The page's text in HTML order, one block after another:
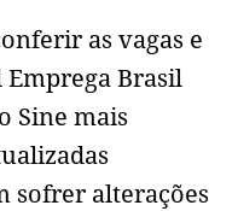
as vagas e
Brasil
Sine mais
sofrer alterações